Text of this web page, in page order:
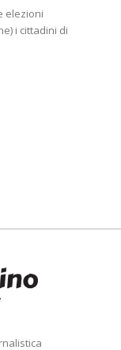
elezioni
i cittadini di